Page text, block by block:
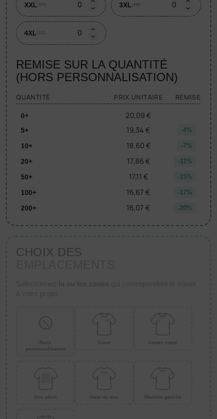
XXL (374) 3XL (190)
4XL (212)
REMISE SUR LA QUANTITÉ
(HORS PERSONNALISATION)
QUANTITÉ PRIX UNITAIRE REMISE
0+ 20,09 €
5+ 19,34 € -4%
10+ 18,60 € -7%
20+ 17,86 € -11%
50+ 17,11 € -15%
100+ 16,67 € -17%
200+ 16,07 € -20%
CHOIX DES
Sans
personnalisation
Cœur Contre cœur
Dos plein Haut du dos Manche gauche